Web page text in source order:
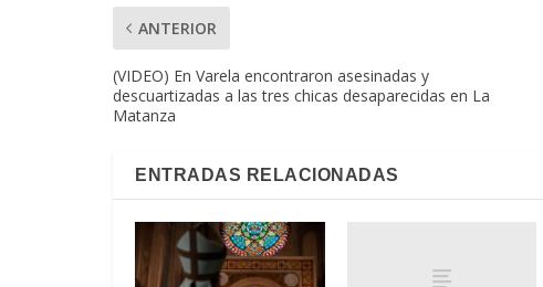
ANTERIOR
(VIDEO) En Varela encontraron asesinadas y
descuartizadas a las tres chicas desaparecidas en La
Matanza
ENTRADAS RELACIONADAS